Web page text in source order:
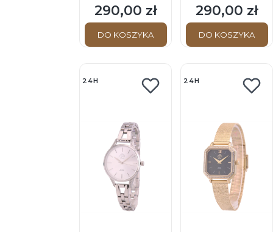
Damski - Zegarek
kwarcowy na
bransolecie
Cena
290,00 zł
DO KOSZYKA
Damski - Zegarek
kwarcowy na
bransolecie
Cena
290,00 zł
DO KOSZYKA
24H 24H